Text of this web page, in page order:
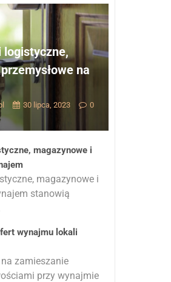
logistyczne,
na
30 lipca, 2023
0
magazynowe i
magazynowe i
stanowią
wynajmu lokali
zamieszanie
przy wynajmie